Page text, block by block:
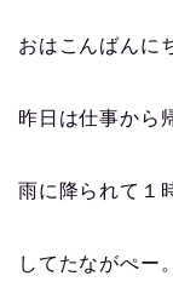
おはこんばんに
昨日は仕事から
雨に降られて１
してたながぺー。